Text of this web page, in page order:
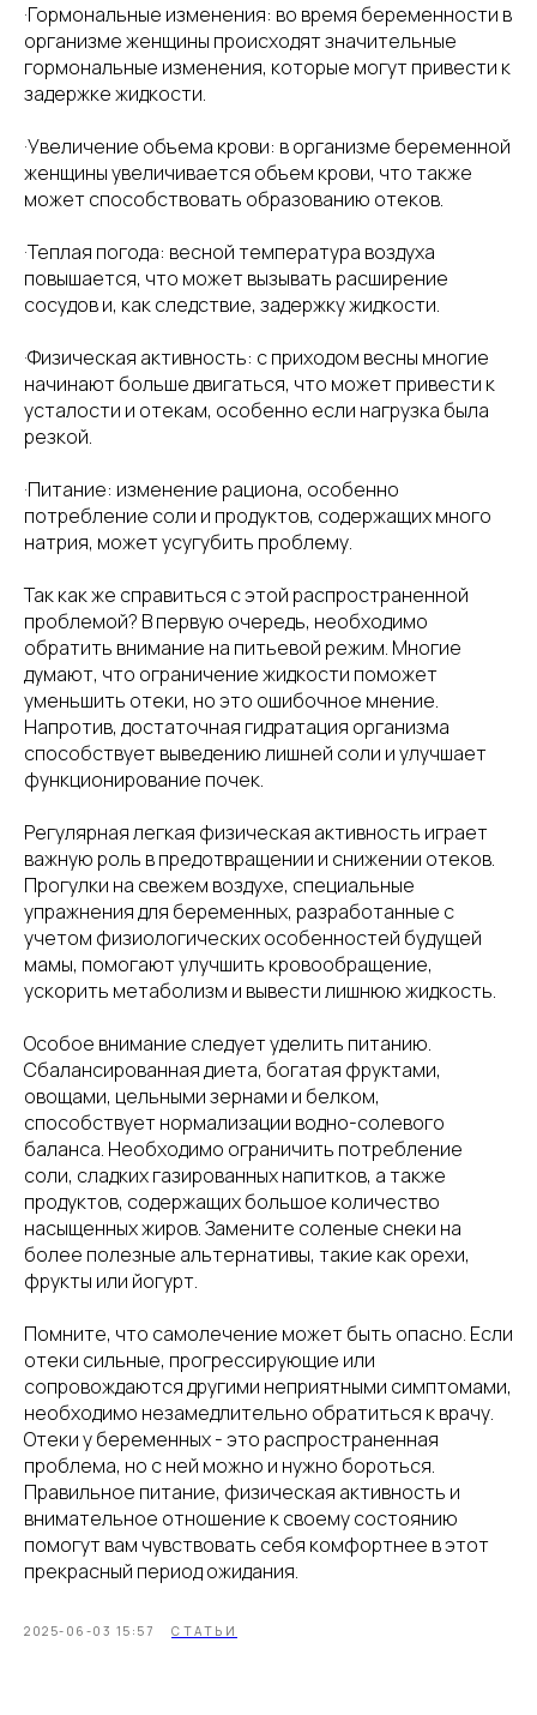
·Гормональные изменения: во время беременности в
организме женщины происходят значительные
гормональные изменения, которые могут привести к
задержке жидкости.
·Увеличение объема крови: в организме беременной
женщины увеличивается объем крови, что также
может способствовать образованию отеков.
·Теплая погода: весной температура воздуха
повышается, что может вызывать расширение
сосудов и, как следствие, задержку жидкости.
·Физическая активность: с приходом весны многие
начинают больше двигаться, что может привести к
усталости и отекам, особенно если нагрузка была
резкой.
·Питание: изменение рациона, особенно
потребление соли и продуктов, содержащих много
натрия, может усугубить проблему.
Так как же справиться с этой распространенной
проблемой? В первую очередь, необходимо
обратить внимание на питьевой режим. Многие
думают, что ограничение жидкости поможет
уменьшить отеки, но это ошибочное мнение.
Напротив, достаточная гидратация организма
способствует выведению лишней соли и улучшает
функционирование почек.
Регулярная легкая физическая активность играет
важную роль в предотвращении и снижении отеков.
Прогулки на свежем воздухе, специальные
упражнения для беременных, разработанные с
учетом физиологических особенностей будущей
мамы, помогают улучшить кровообращение,
ускорить метаболизм и вывести лишнюю жидкость.
Особое внимание следует уделить питанию.
Сбалансированная диета, богатая фруктами,
овощами, цельными зернами и белком,
способствует нормализации водно-солевого
баланса. Необходимо ограничить потребление
соли, сладких газированных напитков, а также
продуктов, содержащих большое количество
насыщенных жиров. Замените соленые снеки на
более полезные альтернативы, такие как орехи,
фрукты или йогурт.
Помните, что самолечение может быть опасно. Если
отеки сильные, прогрессирующие или
сопровождаются другими неприятными симптомами,
необходимо незамедлительно обратиться к врачу.
Отеки у беременных - это распространенная
проблема, но с ней можно и нужно бороться.
Правильное питание, физическая активность и
внимательное отношение к своему состоянию
помогут вам чувствовать себя комфортнее в этот
прекрасный период ожидания.
2025-06-03 15:57 СТАТЬИ